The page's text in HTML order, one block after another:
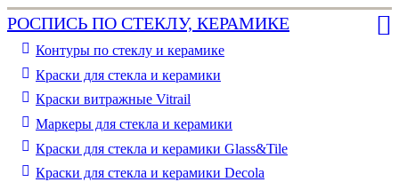
РОСПИСЬ ПО СТЕКЛУ, КЕРАМИКЕ
Контуры по стеклу и керамике
Краски для стекла и керамики
Краски витражные Vitrail
Маркеры для стекла и керамики
Краски для стекла и керамики Glass&Tile
Краски для стекла и керамики Decola